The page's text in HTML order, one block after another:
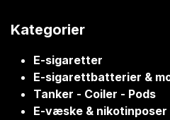
Kategorier
E-sigaretter
E-sigarettbatterier &
Tanker - Coiler - Pods
E-væske & nikotinposer